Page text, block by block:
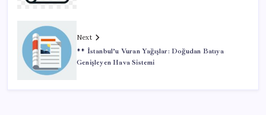
Next
** İstanbul’u Vuran Yağışlar: Doğudan Batıya
Genişleyen Hava Sistemi